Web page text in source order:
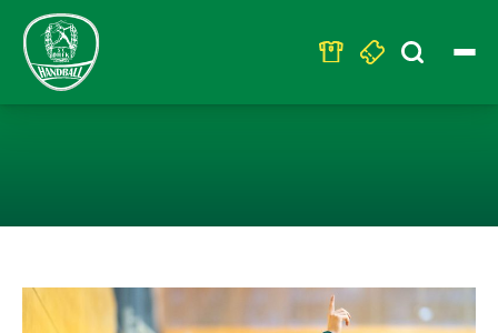
Search
for: